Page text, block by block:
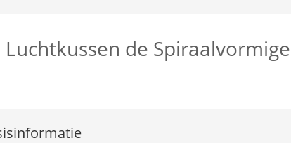
de Spiraalvormige